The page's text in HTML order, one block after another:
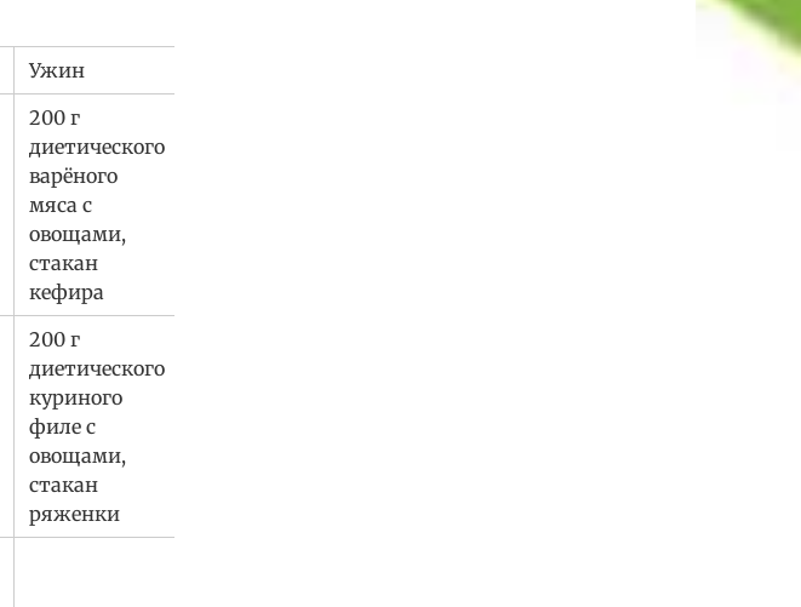
Ужин
200 г
диетического
варёного
мяса с
овощами,
стакан
кефира
200 г
диетического
куриного
филе с
овощами,
стакан
ряженки